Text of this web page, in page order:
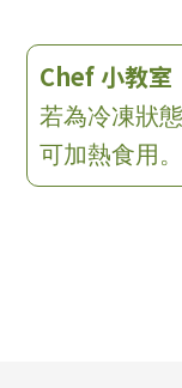
Chef 小教室
若為冷凍狀
可加熱食用。